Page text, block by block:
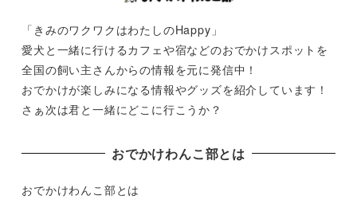
「きみのワクワクはわたしのHappy」
愛犬と一緒に行けるカフェや宿などのおでかけスポットを
全国の飼い主さんからの情報を元に発信中！
おでかけが楽しみになる情報やグッズを紹介しています！
さぁ次は君と一緒にどこに行こうか？
おでかけわんこ部とは
おでかけわんこ部とは